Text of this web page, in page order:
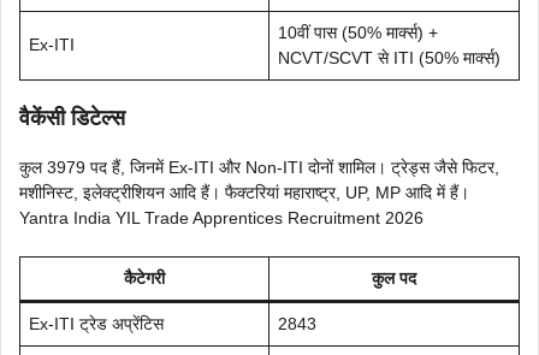
Ex-ITI
10वीं पास (50% मार्क्स) +
NCVT/SCVT से ITI (50% मार्क्स)
वैकेंसी डिटेल्स
कुल 3979 पद हैं, जिनमें Ex-ITI और Non-ITI दोनों शामिल। ट्रेड्स जैसे फिटर,
मशीनिस्ट, इलेक्ट्रीशियन आदि हैं। फैक्टरियां महाराष्ट्र, UP, MP आदि में हैं।
Yantra India YIL Trade Apprentices Recruitment 2026
कैटेगरी कुल पद
Ex-ITI ट्रेड अप्रेंटिस 2843